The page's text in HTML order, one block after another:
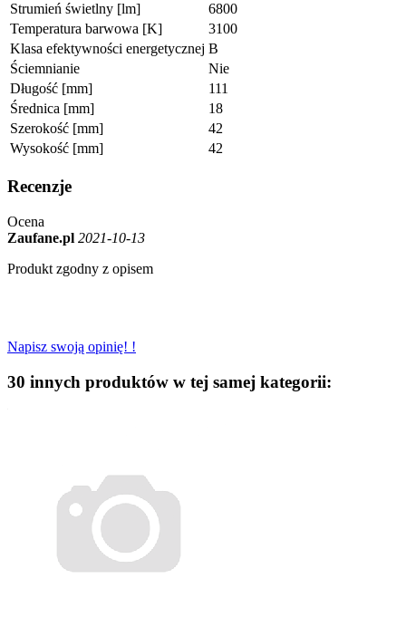
Strumień świetlny [lm]
6800
Temperatura barwowa [K]
3100
Klasa efektywności energetycznej B
Ściemnianie
Nie
Długość [mm]
111
Średnica [mm]
18
Szerokość [mm]
42
Wysokość [mm]
42
Recenzje
Ocena
Zaufane.pl 2021-10-13
Produkt zgodny z opisem
Napisz swoją opinię! !
30 innych produktów w tej samej kategorii: